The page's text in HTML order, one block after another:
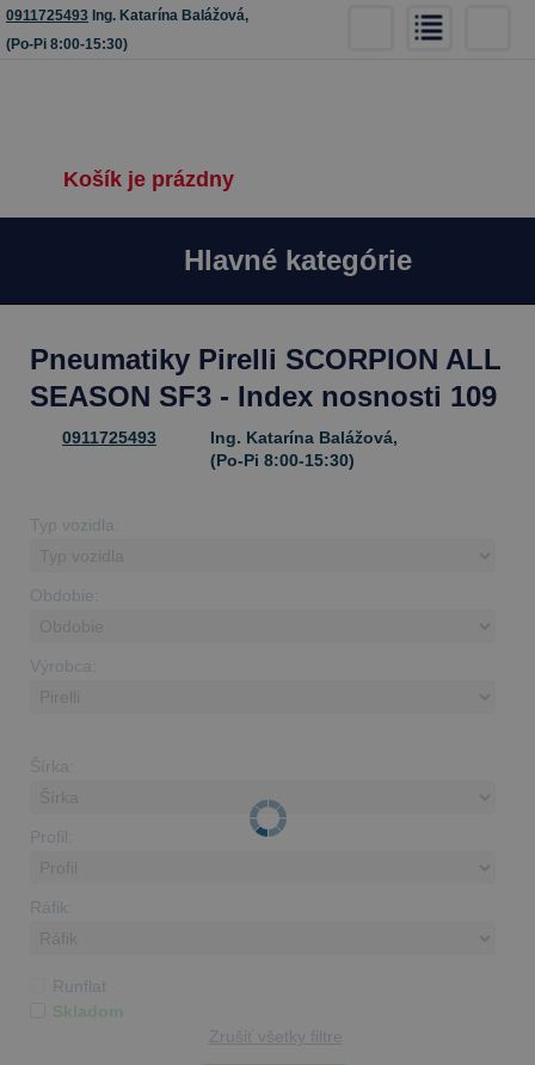
0911725493 Ing. Katarína Balážová,
(Po-Pi 8:00-15:30)
Košík je prázdny
Hlavné kategórie
Pneumatiky Pirelli SCORPION ALL
SEASON SF3 - Index nosnosti 109
0911725493
Ing. Katarína Balážová,
(Po-Pi 8:00-15:30)
Typ vozidla:
Obdobie:
Výrobca:
Šírka:
Profil:
Ráfik:
Runflat
Skladom
Zrušiť všetky filtre